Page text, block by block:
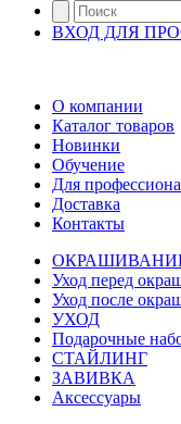
ВХОД ДЛЯ
О компании
Каталог товаров
Новинки
Обучение
Для
Доставка
Контакты
Уход перед
Уход после
УХОД
Подарочные
СТАЙЛИНГ
ЗАВИВКА
Аксессуары